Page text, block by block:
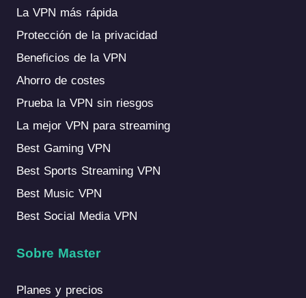
La VPN más rápida
Protección de la privacidad
Beneficios de la VPN
Ahorro de costes
Prueba la VPN sin riesgos
La mejor VPN para streaming
Best Gaming VPN
Best Sports Streaming VPN
Best Music VPN
Best Social Media VPN
Sobre Master
Planes y precios